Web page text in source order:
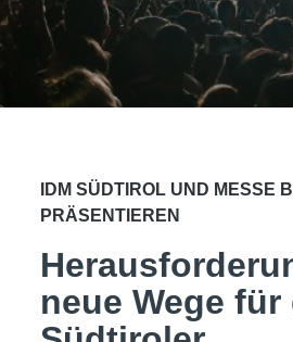
IDM SÜDTIROL UND MESSE
PRÄSENTIEREN
neue Wege für